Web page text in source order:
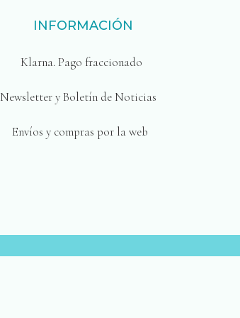
INFORMACIÓN
Klarna. Pago fraccionado
Newsletter y Boletín de Noticias
Envíos y compras por la web